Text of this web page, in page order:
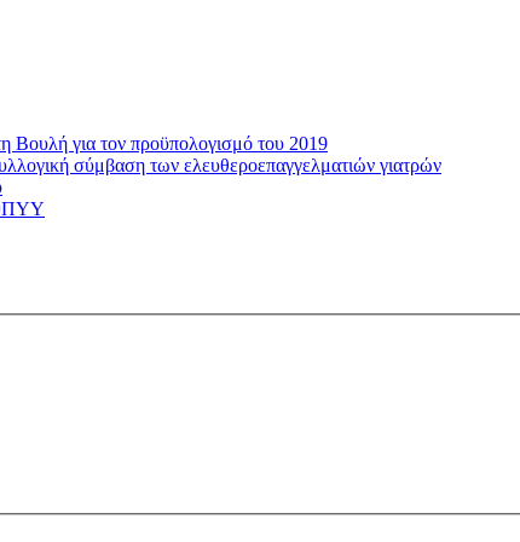
Βουλή για τον προϋπολογισμό του 2019
σύμβαση των ελευθεροεπαγγελματιών γιατρών